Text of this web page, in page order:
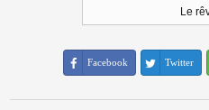
Le
Facebook Twitter